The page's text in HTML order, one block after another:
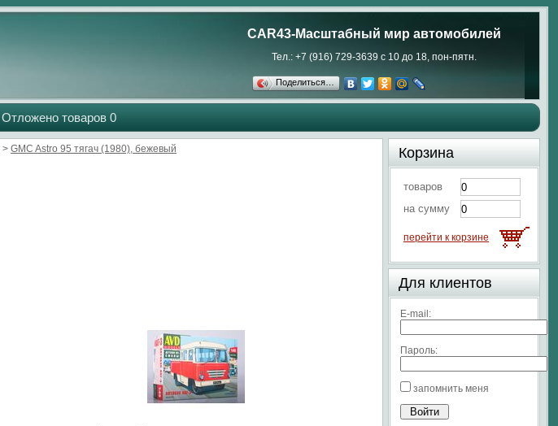
CAR43-Масштабный мир автомобилей
Тел.: +7 (916) 729-3639 с 10 до 18, пон-пятн.
Поделиться…
Отложено товаров 0
> GMC Astro 95 тягач (1980), бежевый
Корзина
товаров
на сумму
перейти к корзине
Для клиентов
E-mail:
Пароль:
запомнить меня